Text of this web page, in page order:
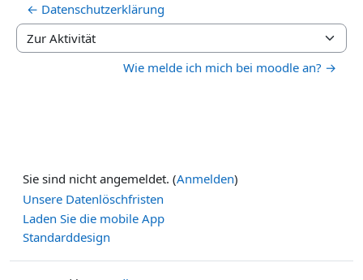
← Datenschutzerklärung
Zur Aktivität
Wie melde ich mich bei moodle an? →
Sie sind nicht angemeldet. (Anmelden)
Unsere Datenlöschfristen
Laden Sie die mobile App
Standarddesign